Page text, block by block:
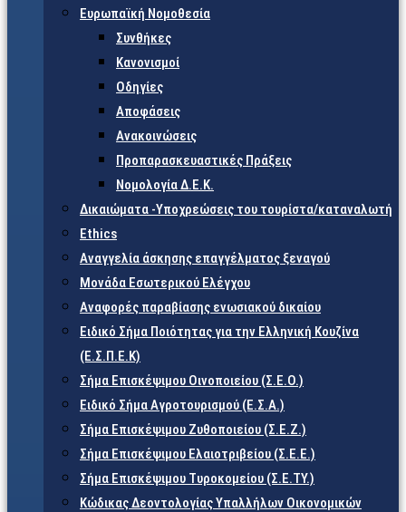
Ευρωπαϊκή Νομοθεσία
Συνθήκες
Κανονισμοί
Οδηγίες
Αποφάσεις
Ανακοινώσεις
Προπαρασκευαστικές Πράξεις
Νομολογία Δ.Ε.Κ.
Δικαιώματα -Υποχρεώσεις του τουρίστα/καταναλωτή
Ethics
Αναγγελία άσκησης επαγγέλματος ξεναγού
Μονάδα Εσωτερικού Ελέγχου
Αναφορές παραβίασης ενωσιακού δικαίου
Ειδικό Σήμα Ποιότητας για την Ελληνική Κουζίνα
(Ε.Σ.Π.Ε.Κ)
Σήμα Επισκέψιμου Οινοποιείου (Σ.Ε.Ο.)
Ειδικό Σήμα Αγροτουρισμού (Ε.Σ.Α.)
Σήμα Επισκέψιμου Ζυθοποιείου (Σ.Ε.Ζ.)
Σήμα Επισκέψιμου Ελαιοτριβείου (Σ.Ε.Ε.)
Σήμα Επισκέψιμου Τυροκομείου (Σ.Ε.TY.)
Κώδικας Δεοντολογίας Υπαλλήλων Οικονομικών